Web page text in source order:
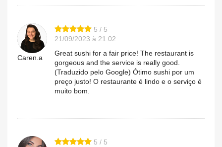
Caren.a
5 / 5
21/09/2023 à 21:02
Great sushi for a fair price! The restaurant is
gorgeous and the service is really good.
(Traduzido pelo Google) Ótimo sushi por um
preço justo! O restaurante é lindo e o serviço é
muito bom.
5 / 5